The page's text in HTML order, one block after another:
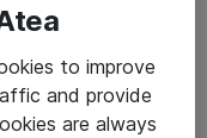
handler
to improve
and provide
are always